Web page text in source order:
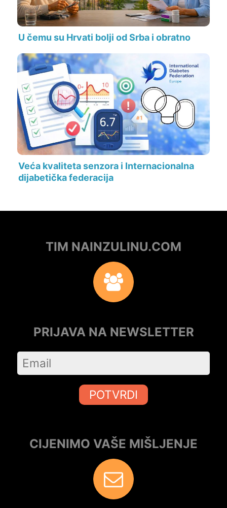
U čemu su Hrvati bolji od Srba i obratno
Veća kvaliteta senzora i Internacionalna
dijabetička federacija
TIM NAINZULINU.COM
PRIJAVA NA NEWSLETTER
POTVRDI
CIJENIMO VAŠE MIŠLJENJE